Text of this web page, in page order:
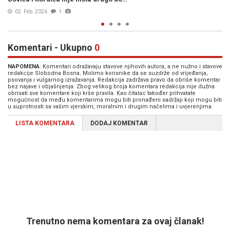
31. Jan. 2026
Komentari - Ukupno 0
NAPOMENA: Komentari odražavaju stavove njihovih autora, a ne nužno i stavove
redakcije Slobodna Bosna. Molimo korisnike da se suzdrže od vrijeđanja,
psovanja i vulgarnog izražavanja. Redakcija zadržava pravo da obriše komentar
bez najave i objašnjenja. Zbog velikog broja komentara redakcija nije dužna
obrisati sve komentare koji krše pravila. Kao čitalac također prihvatate
mogućnost da među komentarima mogu biti pronađeni sadržaji koji mogu biti
u suprotnosti sa vašim vjerskim, moralnim i drugim načelima i uvjerenjima.
LISTA KOMENTARA DODAJ KOMENTAR
Trenutno nema komentara za ovaj članak!